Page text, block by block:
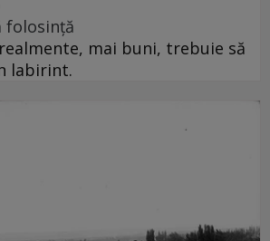
folosință
mai buni, trebuie să
labirint.